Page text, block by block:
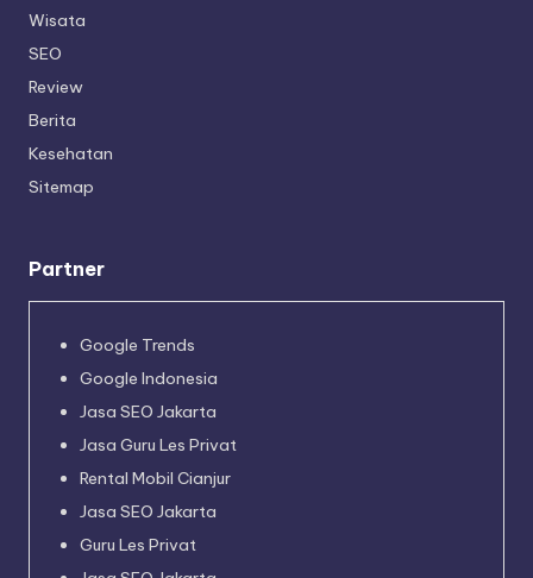
Wisata
SEO
Review
Berita
Kesehatan
Sitemap
Partner
Google Trends
Google Indonesia
Jasa SEO Jakarta
Jasa Guru Les Privat
Rental Mobil Cianjur
Jasa SEO Jakarta
Guru Les Privat